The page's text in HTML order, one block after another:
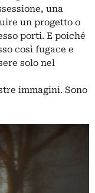
una
un progetto o
porti. E poiché
così fugace e
solo nel
immagini. Sono